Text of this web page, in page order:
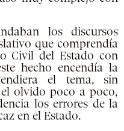
los discursos
que comprendía
Civil del Estado con
hecho encendía la
el tema, sin
olvido poco a poco,
los errores de la
en el Estado.